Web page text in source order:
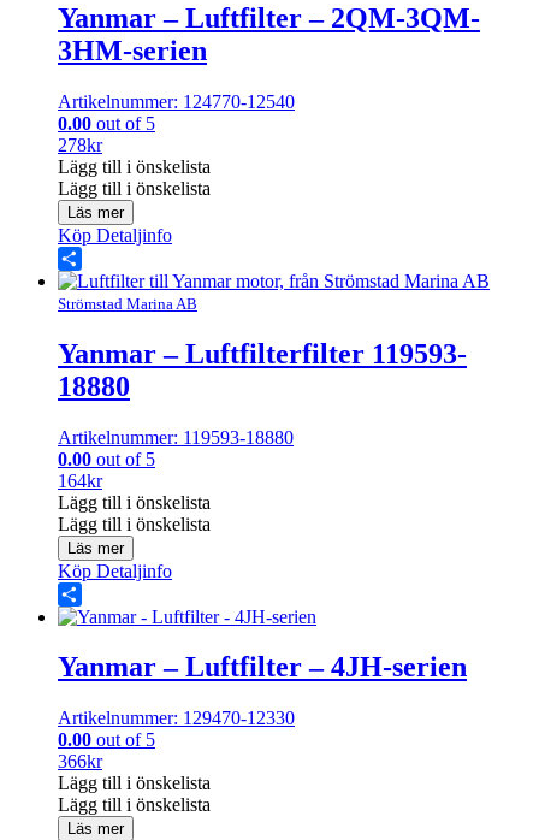
Yanmar – Luftfilter – 2QM-3QM-
3HM-serien
Artikelnummer: 124770-12540
0.00 out of 5
278kr
Lägg till i önskelista
Lägg till i önskelista
Läs mer
Köp Detaljinfo
Share
Strömstad Marina AB
Yanmar – Luftfilterfilter 119593-
18880
Artikelnummer: 119593-18880
0.00 out of 5
164kr
Lägg till i önskelista
Lägg till i önskelista
Läs mer
Köp Detaljinfo
Share
Yanmar – Luftfilter – 4JH-serien
Artikelnummer: 129470-12330
0.00 out of 5
366kr
Lägg till i önskelista
Lägg till i önskelista
Läs mer